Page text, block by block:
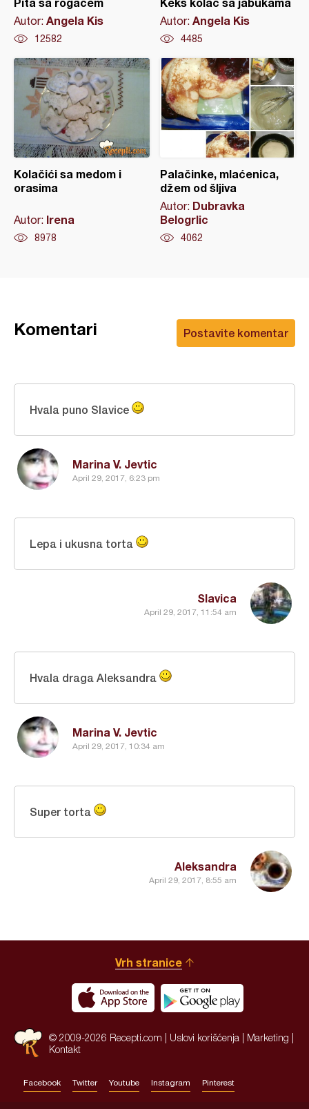
Autor: Angela Kis
12582
Autor: Angela Kis
4485
Kolačići sa medom i
orasima
Autor: Irena
8978
Palačinke, mlaćenica,
džem od šljiva
Autor: Dubravka
Belogrlic
4062
Postavite komentar
Komentari
Marina V. Jevtic
April 29, 2017, 6:23 pm
Hvala puno Slavice
Slavica
April 29, 2017, 11:54 am
Lepa i ukusna torta
Marina V. Jevtic
April 29, 2017, 10:34 am
Hvala draga Aleksandra
Aleksandra
April 29, 2017, 8:55 am
Super torta
Vrh stranice
© 2009-2026 Recepti.com | Uslovi korišćenja Marketing
Kontakt
Facebook Twitter Youtube Instagram Pinterest